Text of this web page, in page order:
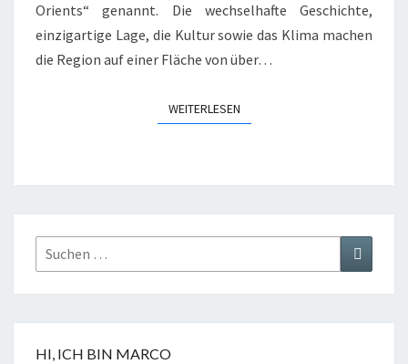
Orients“ genannt. Die wechselhafte Geschichte,
einzigartige Lage, die Kultur sowie das Klima machen
die Region auf einer Fläche von über…
WEITERLESEN
HI, ICH BIN MARCO